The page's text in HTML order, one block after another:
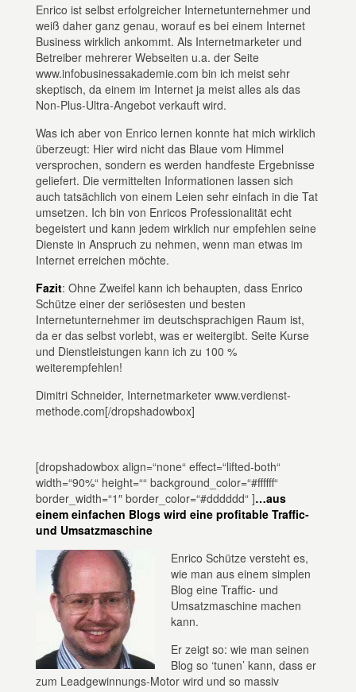
Enrico ist selbst erfolgreicher Internetunternehmer und
weiß daher ganz genau, worauf es bei einem Internet
Business wirklich ankommt. Als Internetmarketer und
Betreiber mehrerer Webseiten u.a. der Seite
www.infobusinessakademie.com bin ich meist sehr
skeptisch, da einem im Internet ja meist alles als das
Non-Plus-Ultra-Angebot verkauft wird.
Was ich aber von Enrico lernen konnte hat mich wirklich
überzeugt: Hier wird nicht das Blaue vom Himmel
versprochen, sondern es werden handfeste Ergebnisse
geliefert. Die vermittelten Informationen lassen sich
auch tatsächlich von einem Leien sehr einfach in die Tat
umsetzen. Ich bin von Enricos Professionalität echt
begeistert und kann jedem wirklich nur empfehlen seine
Dienste in Anspruch zu nehmen, wenn man etwas im
Internet erreichen möchte.
Fazit: Ohne Zweifel kann ich behaupten, dass Enrico
Schütze einer der seriösesten und besten
Internetunternehmer im deutschsprachigen Raum ist,
da er das selbst vorlebt, was er weitergibt. Seite Kurse
und Dienstleistungen kann ich zu 100 %
weiterempfehlen!
Dimitri Schneider, Internetmarketer www.verdienst-
methode.com[/dropshadowbox]
[dropshadowbox align=“none“ effect=“lifted-both“
width=“90%“ height=““ background_color=“#ffffff“
border_width=“1″ border_color=“#dddddd“ ]…aus
einem einfachen Blogs wird eine profitable Traffic-
und Umsatzmaschine
Enrico Schütze versteht es,
wie man aus einem simplen
Blog eine Traffic- und
Umsatzmaschine machen
kann.
Er zeigt so: wie man seinen
Blog so ‘tunen’ kann, dass er
zum Leadgewinnungs-Motor wird und so massiv